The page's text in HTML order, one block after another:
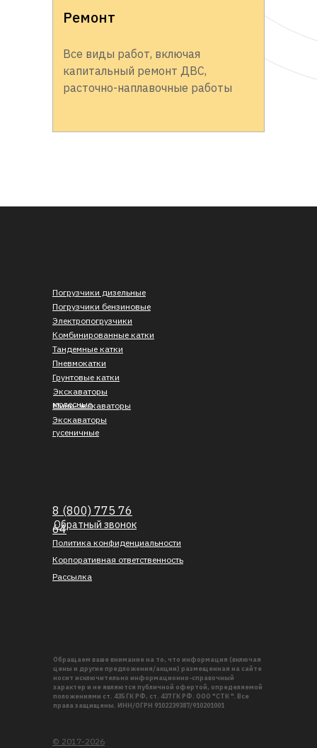
Ремонт
Все виды работ, включая
капитальный ремонт ДВС,
расточно-наплавочные работы
© 2017-2026
Обращаем ваше внимание на то, что информация (включая
цены и другие предложения/акции) размещенная на сайте
носит исключительно информационно-справочный
характер и не являются публичной офертой, определяемой
положениями ст. 435 ГК РФ, ст. 437 ГК РФ. ООО "СТК ". Все
права защищены. ИНН/ОГРН 9102239387/910201001
Погрузчики дизельные
Погрузчики бензиновые
Электропогрузчики
Экскаваторы
колесные
Обратный звонок
Экскаваторы
гусеничные
Мини-экскаваторы
Комбинированные катки
Грунтовые катки
Тандемные катки
Пневмокатки
Корпоративная ответственность
Рассылка
8 (800) 775 76
64
Политика конфиденциальности